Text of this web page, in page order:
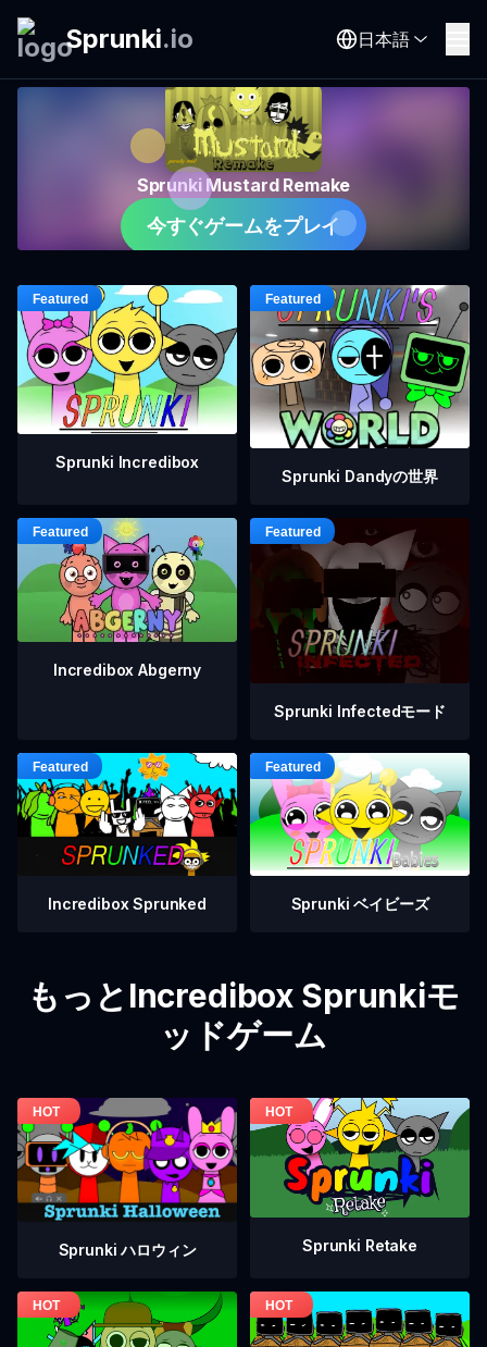
Sprunki.io 日本語
Sprunki Mustard Remake
今すぐゲームをプレイ
Sprunki Incredibox
Sprunki Dandyの世界
Incredibox Abgerny
Sprunki Infectedモード
Incredibox Sprunked Sprunki ベイビーズ
もっとIncredibox Sprunkiモ
ッドゲーム
Sprunki ハロウィン Sprunki Retake